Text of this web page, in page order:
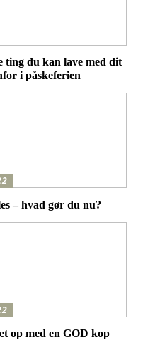
ting du kan lave med dit
i påskeferien
– hvad gør du nu?
op med en GOD kop